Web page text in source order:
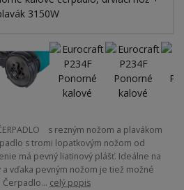
ČERPADLO s rezným nožom a plavákom
s tromi lopatkovým nožom od
má pevný liatinový plášť. Ideálne na
vďaka pevným nožom je tiež možné
celý popis